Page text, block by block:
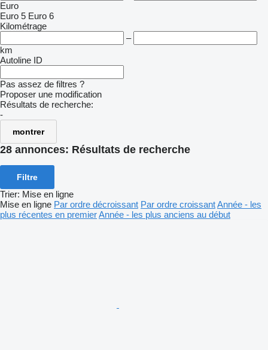
Euro
Euro 5 Euro 6
Kilométrage
–
km
Autoline ID
Pas assez de filtres ?
Proposer une modification
Résultats de recherche:
-
montrer
28 annonces: Résultats de recherche
Filtre
Trier: Mise en ligne
Mise en ligne Par ordre décroissant Par ordre croissantAnnée - les
plus récentes en premierAnnée - les plus anciens au début